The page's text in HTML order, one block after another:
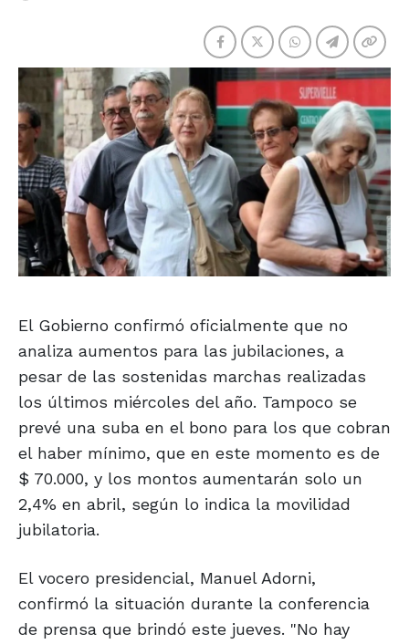
El Gobierno confirmó oficialmente que no
analiza aumentos para las jubilaciones, a
pesar de las sostenidas marchas realizadas
los últimos miércoles del año. Tampoco se
prevé una suba en el bono para los que cobran
el haber mínimo, que en este momento es de
$ 70.000, y los montos aumentarán solo un
2,4% en abril, según lo indica la movilidad
jubilatoria.
El vocero presidencial, Manuel Adorni,
confirmó la situación durante la conferencia
de prensa que brindó este jueves. "No hay